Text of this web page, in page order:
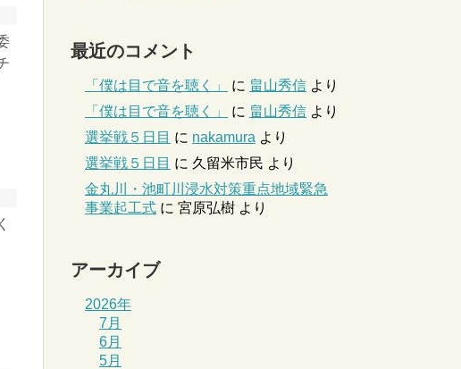
最近のコメント
「僕は目で音を聴く」 に 畠山秀信 より
「僕は目で音を聴く」
に 畠山秀信 より
選挙戦５日目 に nakamura より
選挙戦５日目 に 久留米市民 より
金丸川・池町川浸水対策重点地域緊急
事業起工式 に 宮原弘樹 より
アーカイブ
2026年
7月
6月
5月